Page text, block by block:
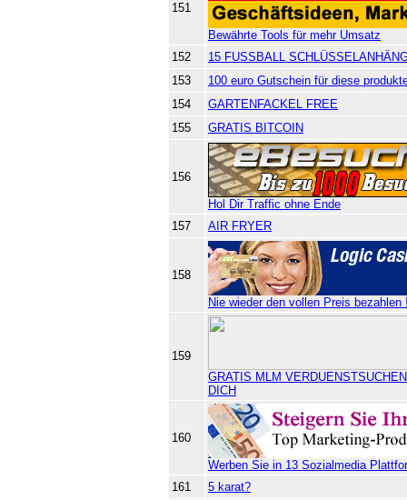
151
Bewährte Tools für mehr Umsatz
152
15 FUSSBALL
153
100 euro Gutschein für diese
154
GARTENFACKEL FREE
155
GRATIS BITCOIN
156
Hol Dir Traffic ohne Ende
157
AIR FRYER
158
Nie wieder den vollen Preis bezahlen
159
GRATIS MLM
DICH
160
Werben Sie in 13 Sozialmedia
161
5 karat?